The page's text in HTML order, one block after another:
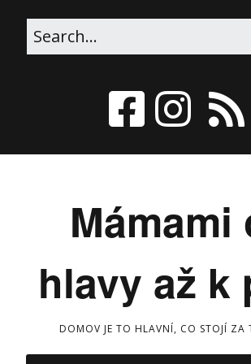
Mámami
hlavy až k
DOMOV JE TO HLAVNÍ, CO STOJÍ ZA